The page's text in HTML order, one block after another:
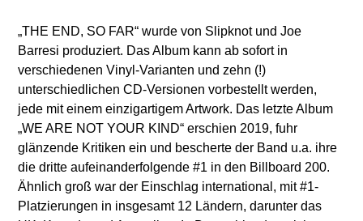
„THE END, SO FAR“ wurde von Slipknot und Joe
Barresi produziert. Das Album kann ab sofort in
verschiedenen Vinyl-Varianten und zehn (!)
unterschiedlichen CD-Versionen vorbestellt werden,
jede mit einem einzigartigem Artwork. Das letzte Album
„WE ARE NOT YOUR KIND“ erschien 2019, fuhr
glänzende Kritiken ein und bescherte der Band u.a. ihre
die dritte aufeinanderfolgende #1 in den Billboard 200.
Ähnlich groß war der Einschlag international, mit #1-
Platzierungen in insgesamt 12 Ländern, darunter das